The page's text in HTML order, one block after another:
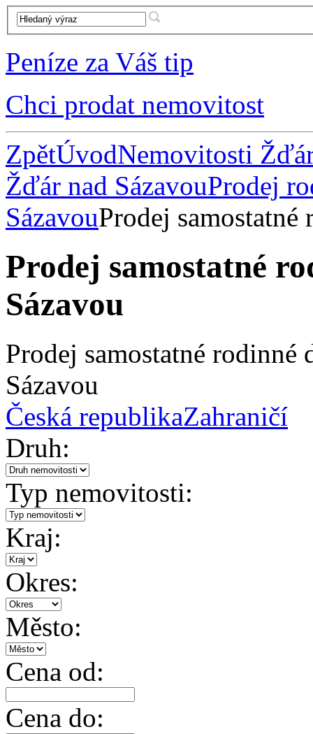
Peníze za Váš tip
Chci prodat nemovitost
ZpětÚvodNemovitosti
Žďár nad SázavouProdej
SázavouProdej
Prodej samostatné
Sázavou
Prodej samostatné
Sázavou
Česká republikaZahraničí
Druh:
Typ nemovitosti:
Kraj:
Okres:
Město:
Cena od:
Cena do: